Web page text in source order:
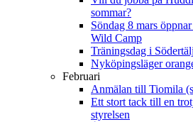
sommar?
Söndag 8 mars
Wild Camp
Träningsdag i
Nyköpingsläger
Februari
Anmälan till Tiomila
Ett stort tack till en
styrelsen